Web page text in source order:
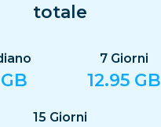
totale
GB
7 Giorni
12.95 GB
15 Giorni